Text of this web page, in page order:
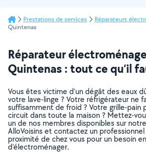
Prestations de services Réparateurs
Quintenas
Réparateur
Quintenas : tout ce qu’il
Vous êtes victime d’un dégât des eaux
votre lave-linge ? Votre réfrigérateur ne
suffisamment de froid ? Votre grille-pain
circuit dans toute la maison ? Mettez-
un de nos membres disponibles sur
AlloVoisins et contactez un
proximité de chez vous pour un besoin
d’électroménager.